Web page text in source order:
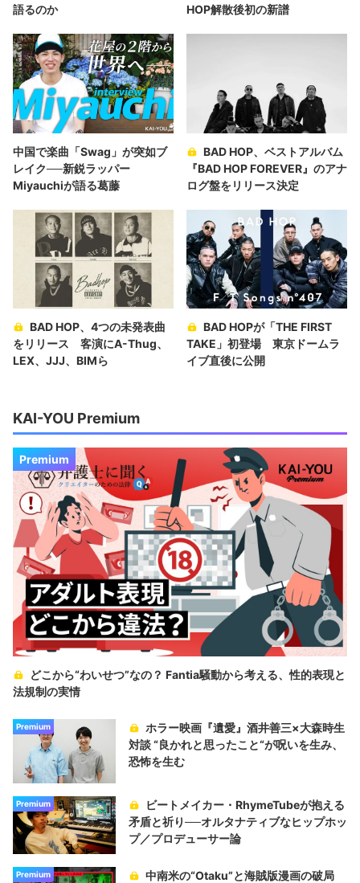
語るのか HOP解散後初の新譜
中国で楽曲「Swag」が突如ブ
レイク──新鋭ラッパー
Miyauchiが語る葛藤
BAD HOP、ベストアルバム
『BAD HOP FOREVER』のアナ
ログ盤をリリース決定
BAD HOP、4つの未発表曲
をリリース 客演にA-Thug、
LEX、JJJ、BIMら
BAD HOPが「THE FIRST
TAKE」初登場 東京ドームラ
イブ直後に公開
KAI-YOU Premium
Premium
どこから“わいせつ”なの？ Fantia騒動から考える、性的表現と
法規制の実情
Premium
ホラー映画『遺愛』酒井善三×大森時生
対談 “良かれと思ったこと“が呪いを生み、
恐怖を生む
Premium
ビートメイカー・RhymeTubeが抱える
矛盾と祈り──オルタナティブなヒップホッ
プ／プロデューサー論
Premium
中南米の“Otaku”と海賊版漫画の破局